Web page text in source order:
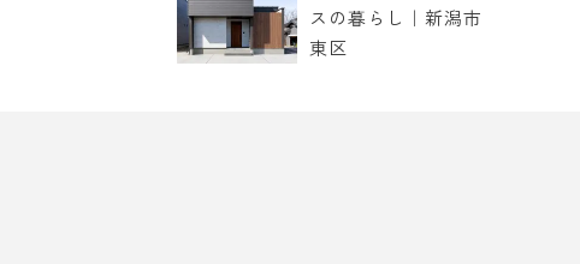
スの暮らし｜新潟市
東区